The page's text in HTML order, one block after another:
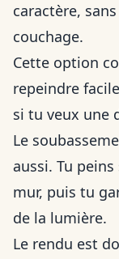
caractère,
couchage.
Cette option
repeindre
si tu veux une
Le
aussi. Tu
mur, puis tu
de la lumière.
Le rendu est